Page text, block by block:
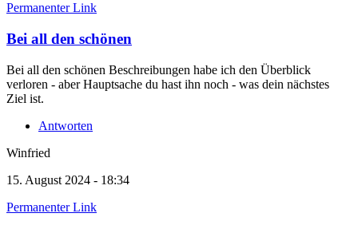
Permanenter Link
Bei all den schönen
Bei all den schönen Beschreibungen habe ich den Überblick
verloren - aber Hauptsache du hast ihn noch - was dein nächstes
Ziel ist.
Antworten
Winfried
15. August 2024 - 18:34
Permanenter Link